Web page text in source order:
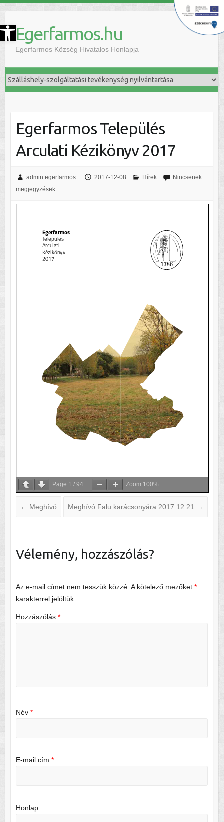
Eszköztár megnyitása Egerfarmos.hu
Egerfarmos Község Hivatalos Honlapja
Egerfarmos Település
Arculati Kézikönyv 2017
admin.egerfarmos 2017-12-08 Hírek
Nincsenek
megjegyzések
Page 1 / 94 Zoom 100%
← Meghívó Meghívó Falu karácsonyára 2017.12.21 →
Vélemény, hozzászólás?
Az e-mail címet nem tesszük közzé. A kötelező mezőket *
karakterrel jelöltük
Hozzászólás *
Név *
E-mail cím *
Honlap